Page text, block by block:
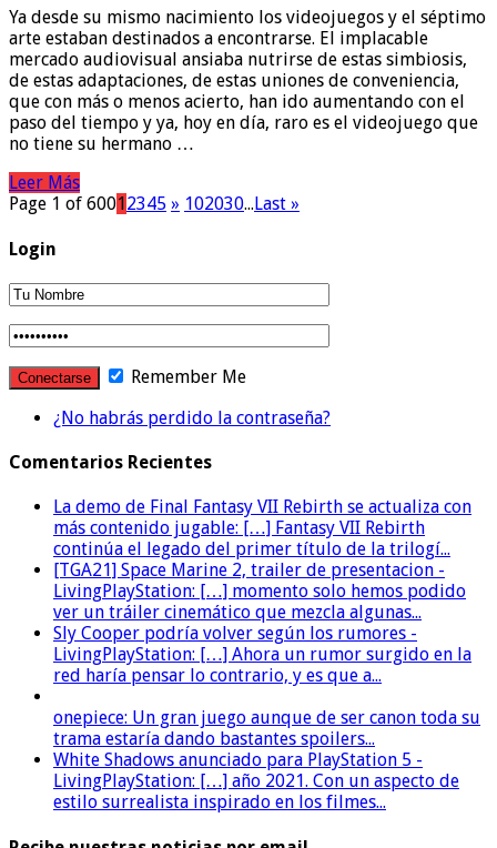
Ya desde su mismo nacimiento los videojuegos y el séptimo
arte estaban destinados a encontrarse. El implacable
mercado audiovisual ansiaba nutrirse de estas simbiosis,
de estas adaptaciones, de estas uniones de conveniencia,
que con más o menos acierto, han ido aumentando con el
paso del tiempo y ya, hoy en día, raro es el videojuego que
no tiene su hermano …
Leer Más
Page 1 of 6001 2345 » 102030... Last »
Login
Remember Me
¿No habrás perdido la contraseña?
Comentarios Recientes
La demo de Final Fantasy VII Rebirth se actualiza con
más contenido jugable: […] Fantasy VII Rebirth
continúa el legado del primer título de la trilogí...
[TGA21] Space Marine 2, trailer de presentacion -
LivingPlayStation: […] momento solo hemos podido
ver un tráiler cinemático que mezcla algunas...
Sly Cooper podría volver según los rumores -
LivingPlayStation: […] Ahora un rumor surgido en la
red haría pensar lo contrario, y es que a...
onepiece: Un gran juego aunque de ser canon toda su
trama estaría dando bastantes spoilers...
White Shadows anunciado para PlayStation 5 -
LivingPlayStation: […] año 2021. Con un aspecto de
estilo surrealista inspirado en los filmes...